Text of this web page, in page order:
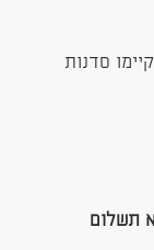
זה יתקיימו סדנות